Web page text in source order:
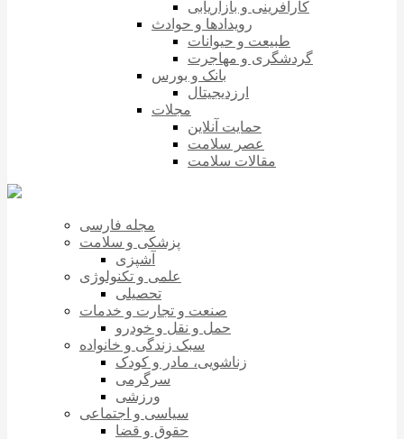
کارآفرینی و بازاریابی
رویدادها و حوادث
طبیعت و حیوانات
گردشگری و مهاجرت
بانک و بورس
ارزدیجیتال
مجلات
حمایت آنلاین
عصر سلامت
مقالات سلامت
مجله فارسی
پزشکی و سلامت
آشپزی
علمی و تکنولوژی
تحصیلی
صنعت و تجارت و خدمات
حمل و نقل و خودرو
سبک زندگی و خانواده
زناشویی، مادر و کودک
سرگرمی
ورزشی
سیاسی و اجتماعی
حقوق و قضا